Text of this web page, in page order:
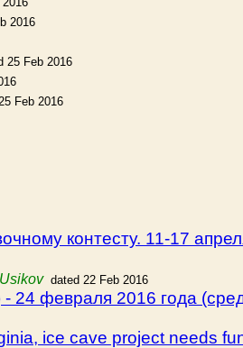
2016
25 Feb 2016
Feb 2016
контесту. 11-17
dated 22 Feb 2016
24 февраля 2016 года
ice cave project needs